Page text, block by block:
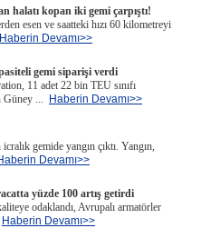
halatı kopan iki gemi çarpıştı!
esen ve saatteki hızı 60 kilometreyi
Haberin Devamı>>
gemi siparişi verdi
11 adet 22 bin TEU sınıfı
Güney ...
Haberin Devamı>>
gemide yangın çıktı. Yangın,
Devamı>>
yüzde 100 artış getirdi
odaklandı, Avrupalı armatörler
Haberin Devamı>>